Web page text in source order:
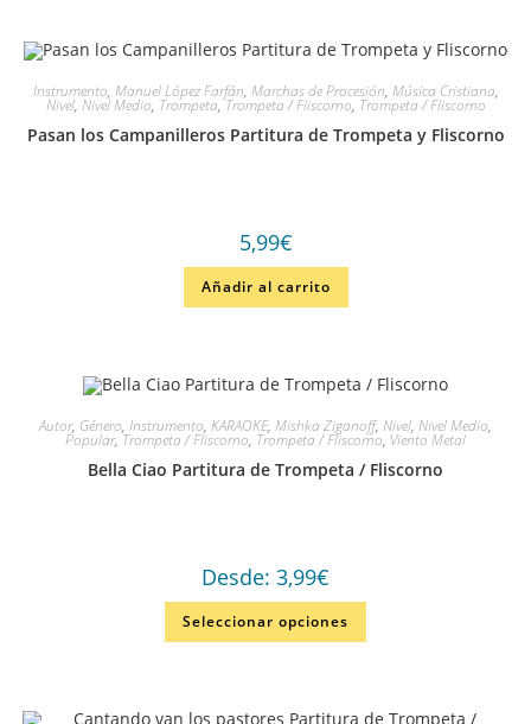
Instrumento, Manuel López Farfán, Marchas de Procesión, Música Cristiana,
Nivel, Nivel Medio, Trompeta,Trompeta / Fliscorno, Trompeta / Fliscorno
Pasan los Campanilleros Partitura de Trompeta y Fliscorno
5,99€
Añadir al carrito
Autor, Género, Instrumento, KARAOKE, Mishka Ziganoff, Nivel, Nivel Medio,
Popular,Trompeta / Fliscorno, Trompeta / Fliscorno, Viento Metal
Bella Ciao Partitura de Trompeta / Fliscorno
Desde: 3,99€
Seleccionar opciones